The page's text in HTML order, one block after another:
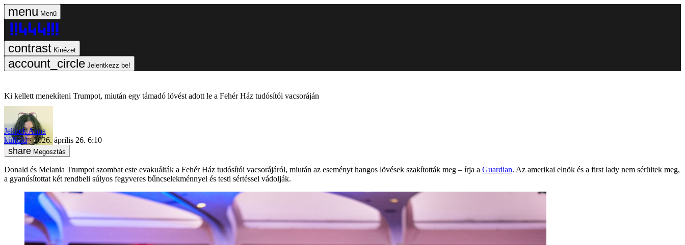
Menü
Kinézet
Jelentkezz be!
Ki kellett menekíteni Trumpot, miután egy támadó lövést adott le a Fehér Ház tudósítói vacsoráján
Jelinek Anna
külföld
2026. április 26. 6:10
Megosztás
Donald és Melania Trumpot szombat este evakuálták a Fehér Ház tudósítói vacsorájáról, miután az eseményt hangos lövések szakították meg – írja a Guardian. Az amerikai elnök és a first lady nem sérültek meg,
a gyanúsítottat két rendbeli súlyos fegyveres bűncselekménnyel és testi sértéssel vádolják.